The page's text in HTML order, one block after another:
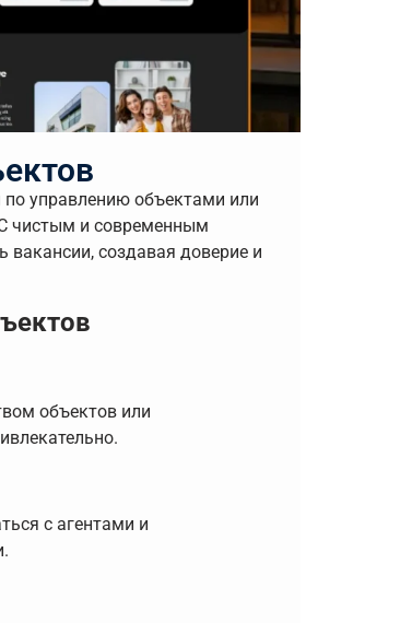
по управлению объектами или
чистым и современным
создавая доверие и
объектов или
с агентами и